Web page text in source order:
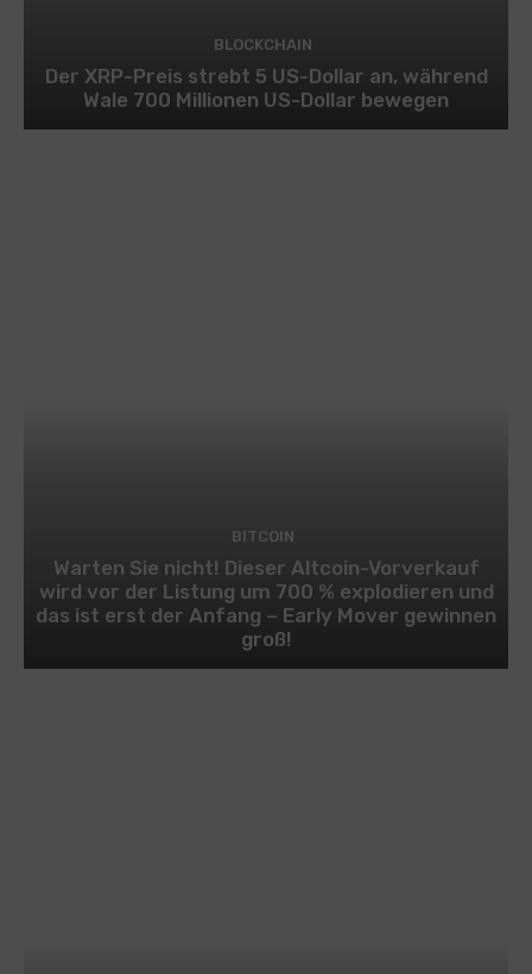
BLOCKCHAIN
Der XRP-Preis strebt 5 US-Dollar an, während
Wale 700 Millionen US-Dollar bewegen
BITCOIN
Warten Sie nicht! Dieser Altcoin-Vorverkauf
wird vor der Listung um 700 % explodieren und
das ist erst der Anfang – Early Mover gewinnen
groß!